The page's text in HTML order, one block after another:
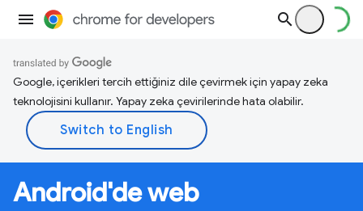
Google, içerikleri tercih ettiğiniz dile çevirmek için yapay zeka
teknolojisini kullanır. Yapay zeka çevirilerinde hata olabilir.
Android'de web